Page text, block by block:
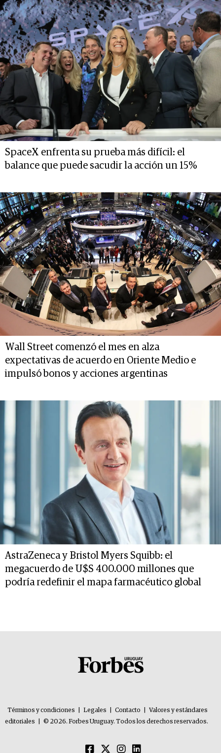
SpaceX enfrenta su prueba más difícil: el
balance que puede sacudir la acción un 15%
Wall Street comenzó el mes en alza
expectativas de acuerdo en Oriente Medio e
impulsó bonos y acciones argentinas
AstraZeneca y Bristol Myers Squibb: el
megacuerdo de U$S 400.000 millones que
podría redefinir el mapa farmacéutico global
Términos y condiciones Legales Contacto
Valores y estándares
editoriales
© 2026. Forbes Uruguay. Todos los derechos reservados.